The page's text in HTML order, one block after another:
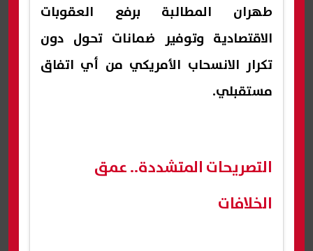
طهران المطالبة برفع العقوبات
الاقتصادية وتوفير ضمانات تحول دون
تكرار الانسحاب الأمريكي من أي اتفاق
مستقبلي.
التصريحات المتشددة.. عمق
الخلافات